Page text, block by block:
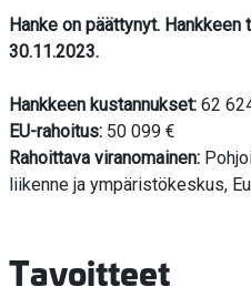
Hanke on päättynyt.
30.11.2023.
Hankkeen kustannukset: 62
EU-rahoitus: 50 099 €
Rahoittava viranomainen:
liikenne ja ympäristökeskus,
Tavoitteet